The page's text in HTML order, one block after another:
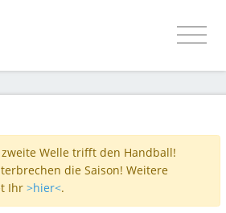
Welle trifft den Handball!
die Saison! Weitere
Ihr >hier<.